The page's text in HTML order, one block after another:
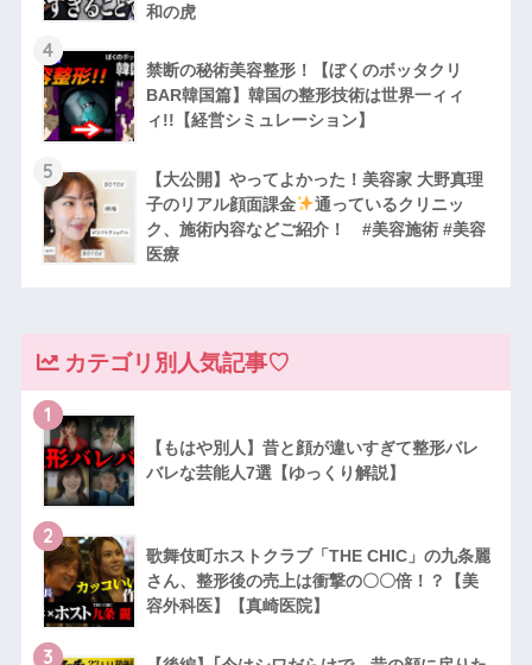
和の虎
4
禁断の秘術美容整形！【ぼくのボッタクリ
BAR韓国篇】韓国の整形技術は世界一ィィ
ィ!!【経営シミュレーション】
5
【大公開】やってよかった！美容家 大野真理
子のリアル顔面課金
通っているクリニッ
ク、施術内容などご紹介！ #美容施術 #美容
医療
カテゴリ別人気記事♡
1
【もはや別人】昔と顔が違いすぎて整形バレ
バレな芸能人7選【ゆっくり解説】
2
歌舞伎町ホストクラブ「THE CHIC」の九条麗
さん、整形後の売上は衝撃の〇〇倍！？【美
容外科医】【真崎医院】
3